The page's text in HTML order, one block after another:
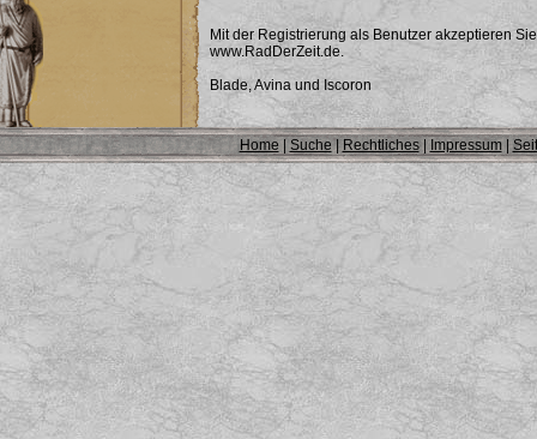
Mit der Registrierung als Benutzer akzeptieren
www.RadDerZeit.de.
Blade, Avina und Iscoron
Home| Suche | Rechtliches| Impressum|